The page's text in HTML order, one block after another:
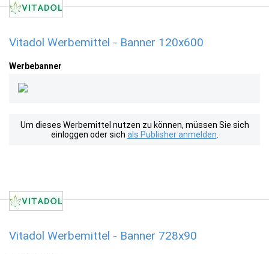
Vitadol Werbemittel - Banner 120x600
Werbebanner
Um dieses Werbemittel nutzen zu können, müssen Sie sich
einloggen oder sich als Publisher anmelden
Vitadol Werbemittel - Banner 728x90